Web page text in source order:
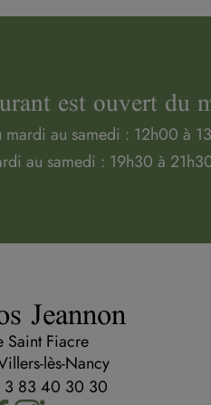
est ouvert du
mardi au samedi : 12h00 à
au samedi : 19h30 à
Jeannon
Saint Fiacre
lès-Nancy
83 40 30 30